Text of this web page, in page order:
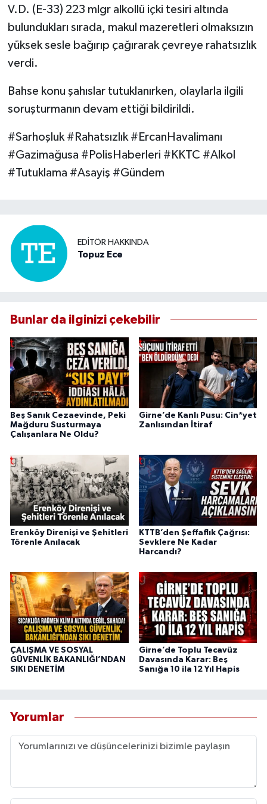
V.D. (E-33) 223 mlgr alkollü içki tesiri altında
bulundukları sırada, makul mazeretleri olmaksızın
yüksek sesle bağırıp çağırarak çevreye rahatsızlık
verdi.
Bahse konu şahıslar tutuklanırken, olaylarla ilgili
soruşturmanın devam ettiği bildirildi.
#Sarhoşluk #Rahatsızlık #ErcanHavalimanı
#Gazimağusa #PolisHaberleri #KKTC #Alkol
#Tutuklama #Asayiş #Gündem
EDITÖR HAKKINDA
Topuz Ece
Bunlar da ilginizi çekebilir
Beş Sanık Cezaevinde, Peki
Mağduru Susturmaya
Çalışanlara Ne Oldu?
Girne’de Kanlı Pusu: Cin*yet
Zanlısından İtiraf
Erenköy Direnişi ve Şehitleri
Törenle Anılacak
KTTB’den Şeffaflık Çağrısı:
Sevklere Ne Kadar
Harcandı?
ÇALIŞMA VE SOSYAL
GÜVENLİK BAKANLIĞI’NDAN
SIKI DENETİM
Girne’de Toplu Tecavüz
Davasında Karar: Beş
Sanığa 10 ila 12 Yıl Hapis
Yorumlar